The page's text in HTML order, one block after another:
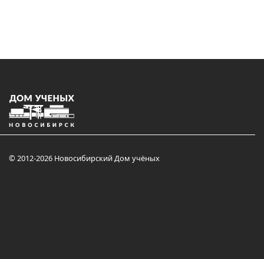
© 2012-2026 Новосибирский Дом учёных